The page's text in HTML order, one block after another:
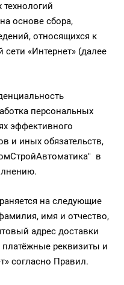
основе сбора,
относящихся к
сети «Интернет» (далее
персональных
эффективного
и иных обязательств,
в
на следующие
имя и отчество,
адрес доставки
платёжные реквизиты и
согласно Правил.